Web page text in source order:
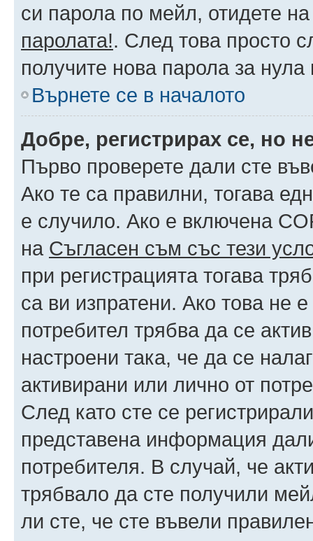
си парола по мейл, отидете
паролата!. След това просто
получите нова парола за
Върнете се в началото
Добре, регистрирах се, но
Първо проверете дали сте
Ако те са правилни, тогава
е случило. Ако е включена
на Съгласен съм със тези
при регистрацията тогава
са ви изпратени. Ако това не
потребител трябва да се
настроени така, че да се
активирани или лично от
След като сте се
представена информация
потребителя. В случай, че
трябвало да сте получили
ли сте, че сте въвели